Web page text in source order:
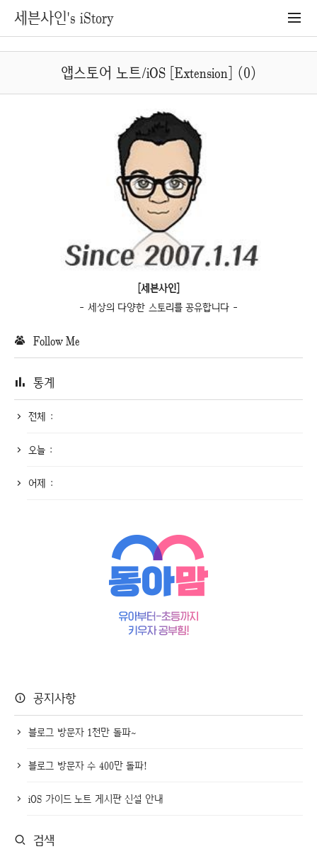
세븐사인's iStory
앱스토어 노트/iOS [Extension] (0)
[세븐사인]
- 세상의 다양한 스토리를 공유합니다 -
Follow Me
통계
전체 :
오늘 :
어제 :
공지사항
블로그 방문자 1천만 돌파~
블로그 방문자 수 400만 돌파!
iOS 가이드 노트 게시판 신설 안내
검색